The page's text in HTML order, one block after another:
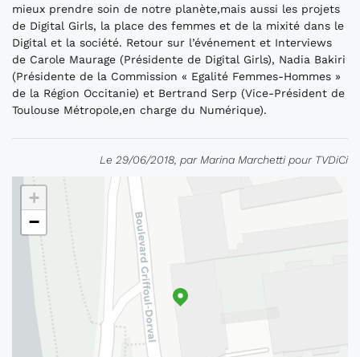
mieux prendre soin de notre planète,mais aussi les projets
de Digital Girls, la place des femmes et de la mixité dans le
Digital et la société. Retour sur l’événement et Interviews
de Carole Maurage (Présidente de Digital Girls), Nadia Bakiri
(Présidente de la Commission « Egalité Femmes-Hommes »
de la Région Occitanie) et Bertrand Serp (Vice-Président de
Toulouse Métropole,en charge du Numérique).
Le 29/06/2018, par Marina Marchetti pour TVDiCi
+
−